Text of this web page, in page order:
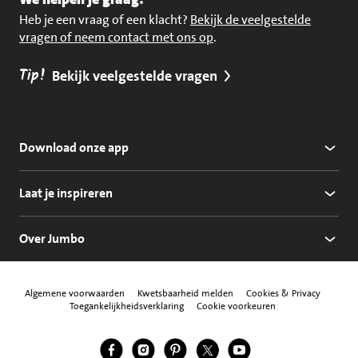
Heb je een vraag of een klacht? Bekijk de veelgestelde
vragen of neem contact met ons op.
Tip! Bekijk veelgestelde vragen
Download onze app
Laat je inspireren
Over Jumbo
Algemene voorwaarden Kwetsbaarheid melden
Cookies & Privacy
Toegankelijkheidsverklaring
Cookie voorkeuren
Volg ons
Jumbo Facebook
Jumbo Instagram
Jumbo Pinterest
Jumbo Twitter
Jumbo YouTube